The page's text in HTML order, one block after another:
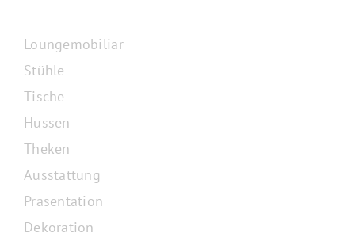
Loungemobiliar
Stühle
Tische
Hussen
Theken
Ausstattung
Präsentation
Dekoration